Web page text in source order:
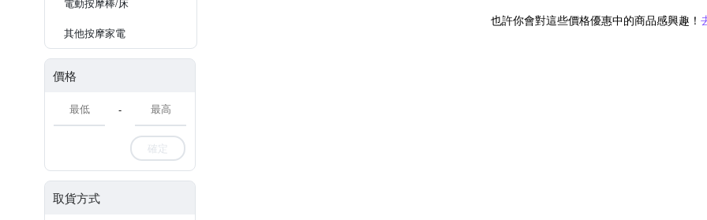
其他按摩家電
價格
-
確定
取貨方式
也許你會對這些價格優惠中的商品感興趣！